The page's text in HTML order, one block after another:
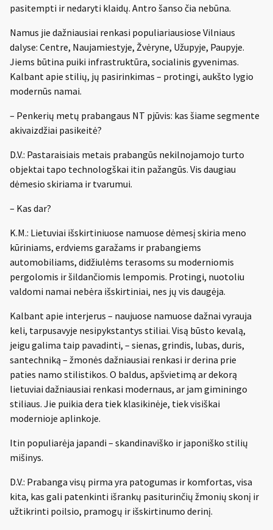
pasitempti ir nedaryti klaidų. Antro šanso čia nebūna.
Namus jie dažniausiai renkasi populiariausiose Vilniaus
dalyse: Centre, Naujamiestyje, Žvėryne, Užupyje, Paupyje.
Jiems būtina puiki infrastruktūra, socialinis gyvenimas.
Kalbant apie stilių, jų pasirinkimas – protingi, aukšto lygio
modernūs namai.
– Penkerių metų prabangaus NT pjūvis: kas šiame segmente
akivaizdžiai pasikeitė?
D.V.: Pastaraisiais metais prabangūs nekilnojamojo turto
objektai tapo technologškai itin pažangūs. Vis daugiau
dėmesio skiriama ir tvarumui.
– Kas dar?
K.M.: Lietuviai išskirtiniuose namuose dėmesį skiria meno
kūriniams, erdviems garažams ir prabangiems
automobiliams, didžiulėms terasoms su moderniomis
pergolomis ir šildančiomis lempomis. Protingi, nuotoliu
valdomi namai nebėra išskirtiniai, nes jų vis daugėja.
Kalbant apie interjerus – naujuose namuose dažnai vyrauja
keli, tarpusavyje nesipykstantys stiliai. Visą būsto kevalą,
jeigu galima taip pavadinti, – sienas, grindis, lubas, duris,
santechniką – žmonės dažniausiai renkasi ir derina prie
paties namo stilistikos. O baldus, apšvietimą ar dekorą
lietuviai dažniausiai renkasi modernaus, ar jam giminingo
stiliaus. Jie puikia dera tiek klasikinėje, tiek visiškai
modernioje aplinkoje.
Itin populiarėja japandi – skandinaviško ir japoniško stilių
mišinys.
D.V.: Prabanga visų pirma yra patogumas ir komfortas, visa
kita, kas gali patenkinti išrankų pasiturinčių žmonių skonį ir
užtikrinti poilsio, pramogų ir išskirtinumo derinį.